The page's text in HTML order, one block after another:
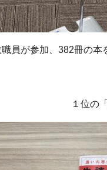
員が参加、382冊の
１位の